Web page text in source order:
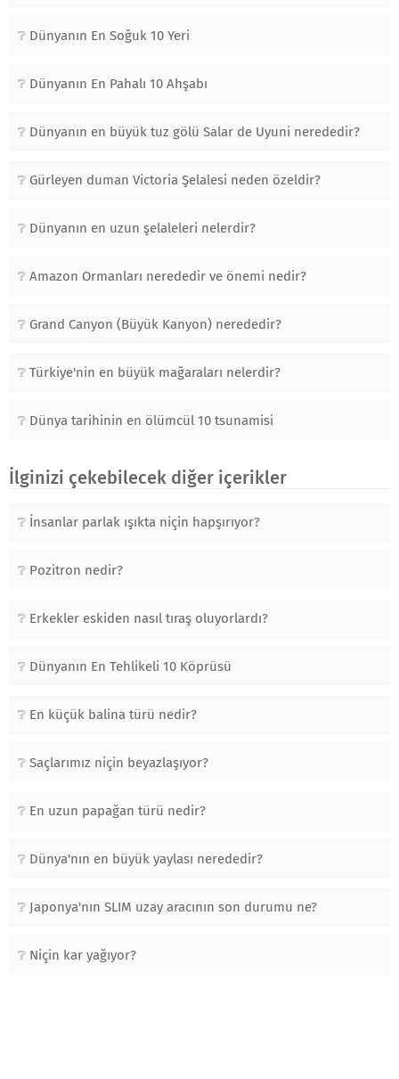
Dünyanın En Soğuk 10 Yeri
Dünyanın En Pahalı 10 Ahşabı
Dünyanın en büyük tuz gölü Salar de Uyuni nerededir?
Gürleyen duman Victoria Şelalesi neden özeldir?
Dünyanın en uzun şelaleleri nelerdir?
Amazon Ormanları nerededir ve önemi nedir?
Grand Canyon (Büyük Kanyon) nerededir?
Türkiye'nin en büyük mağaraları nelerdir?
Dünya tarihinin en ölümcül 10 tsunamisi
İlginizi çekebilecek diğer içerikler
İnsanlar parlak ışıkta niçin hapşırıyor?
Pozitron nedir?
Erkekler eskiden nasıl tıraş oluyorlardı?
Dünyanın En Tehlikeli 10 Köprüsü
En küçük balina türü nedir?
Saçlarımız niçin beyazlaşıyor?
En uzun papağan türü nedir?
Dünya'nın en büyük yaylası nerededir?
Japonya'nın SLIM uzay aracının son durumu ne?
Niçin kar yağıyor?